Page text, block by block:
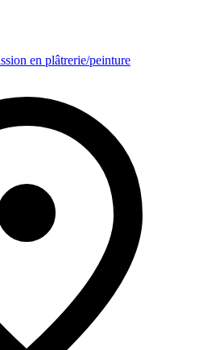
en plâtrerie/peinture